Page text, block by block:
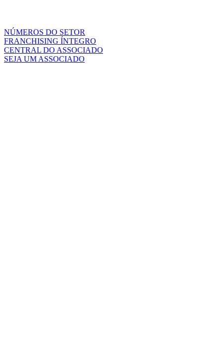
NÚMEROS DO SETOR
FRANCHISING ÍNTEGRO
CENTRAL DO ASSOCIADO
SEJA UM ASSOCIADO